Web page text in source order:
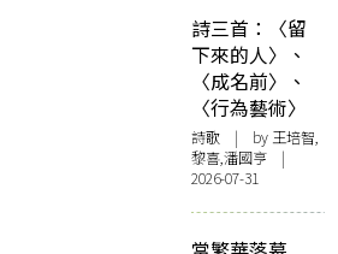
詩三首：〈留
下來的人〉、
〈成名前〉、
〈行為藝術〉
詩歌 | by 王培智,
黎喜,潘國亨 |
2026-07-31